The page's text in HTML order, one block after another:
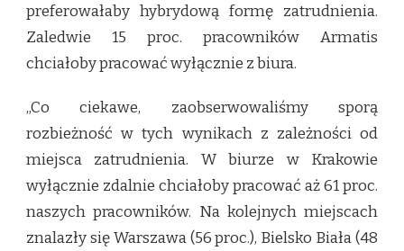
preferowałaby hybrydową formę zatrudnienia.
Zaledwie 15 proc. pracowników Armatis
chciałoby pracować wyłącznie z biura.
„Co ciekawe, zaobserwowaliśmy sporą
rozbieżność w tych wynikach z zależności od
miejsca zatrudnienia. W biurze w Krakowie
wyłącznie zdalnie chciałoby pracować aż 61 proc.
naszych pracowników. Na kolejnych miejscach
znalazły się Warszawa (56 proc.), Bielsko Biała (48